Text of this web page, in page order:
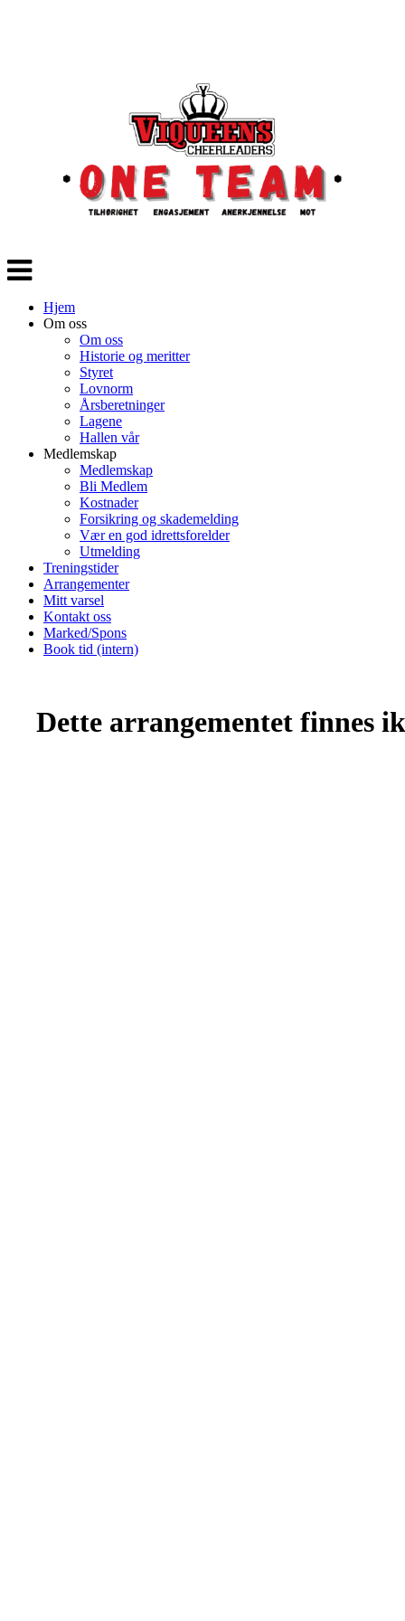
Veksle
navigasjon
Hjem
Om oss
Om oss
Historie og meritter
Styret
Lovnorm
Årsberetninger
Lagene
Hallen vår
Medlemskap
Medlemskap
Bli Medlem
Kostnader
Forsikring og skademelding
Vær en god idrettsforelder
Utmelding
Treningstider
Arrangementer
Mitt varsel
Kontakt oss
Marked/Spons
Book tid (intern)
Dette arrangementet finnes